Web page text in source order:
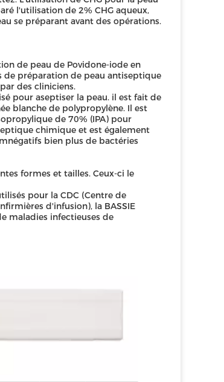
l'utilisation de 2% CHG aqueux,
se préparant avant des opérations.
de peau de Povidone-iode en
de préparation de peau antiseptique
des cliniciens.
pour aseptiser la peau. il est fait de
blanche de polypropylène. Il est
de 70% (IPA) pour
chimique et est également
bien plus de bactéries
formes et tailles. Ceux-ci le
pour la CDC (Centre de
d'infusion), la BASSIE
maladies infectieuses de